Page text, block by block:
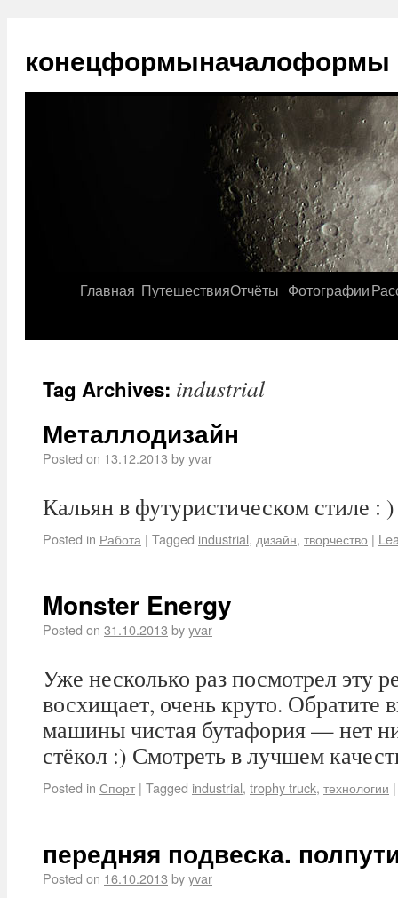
конецформыначалоформы
Главная ПутешествияОтчёты Фотографии
Tag Archives: industrial
Металлодизайн
Posted on 13.12.2013 byyvar
Кальян в футуристическом стиле : )
Posted in Работа | Tagged industrial, дизайн, творчество |
Monster Energy
Posted on 31.10.2013 byyvar
Уже несколько раз посмотрел эту
восхищает, очень круто. Обратите
машины чистая бутафория — нет
стёкол :) Смотреть в лучшем
Posted in Спорт | Tagged industrial, trophy truck, технологии |
передняя подвеска.
Posted on 16.10.2013 byyvar